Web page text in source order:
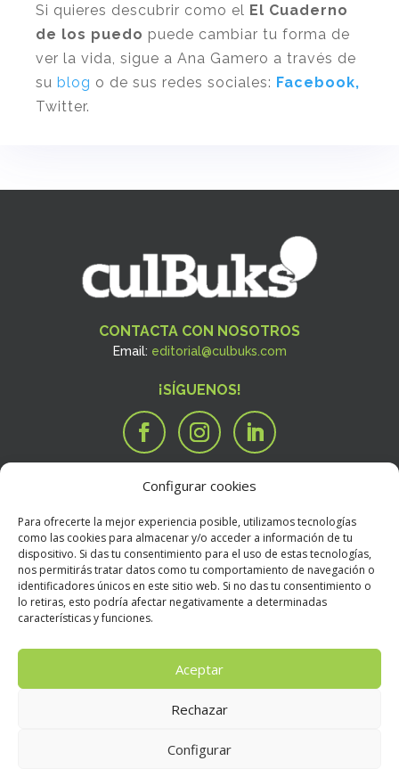
Configurar cookies
Para ofrecerte la mejor experiencia posible, utilizamos tecnologías
como las cookies para almacenar y/o acceder a información de tu
dispositivo. Si das tu consentimiento para el uso de estas tecnologías,
nos permitirás tratar datos como tu comportamiento de navegación o
identificadores únicos en este sitio web. Si no das tu consentimiento o
lo retiras, esto podría afectar negativamente a determinadas
características y funciones.
Aceptar
Rechazar
Configurar
Si quieres descubrir como el El Cuaderno
de los puedo puede cambiar tu forma de
ver la vida, sigue a Ana Gamero a través de
su blog o de sus redes sociales: Facebook,
Twitter.
CONTACTA CON NOSOTROS
Email: editorial@culbuks.com
¡SÍGUENOS!
iTengo un manuscrito
RNecesito que alguien valore mi libro
BOOKSTORE
ECondiciones Generales de Contratación
E Política de devoluciones
EPolítica de envíos